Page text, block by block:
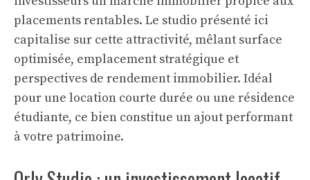
placements rentables. Le studio présenté ici
capitalise sur cette attractivité, mêlant surface
optimisée, emplacement stratégique et
perspectives de rendement immobilier. Idéal
pour une location courte durée ou une résidence
étudiante, ce bien constitue un ajout performant
à votre patrimoine.